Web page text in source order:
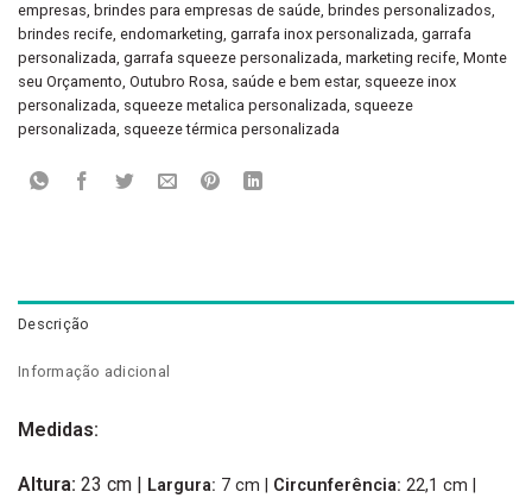
empresas, brindes para empresas de saúde, brindes personalizados,
brindes recife, endomarketing, garrafa inox personalizada, garrafa
personalizada, garrafa squeeze personalizada, marketing recife, Monte
seu Orçamento, Outubro Rosa, saúde e bem estar, squeeze inox
personalizada, squeeze metalica personalizada, squeeze
personalizada, squeeze térmica personalizada
Descrição
Informação adicional
Medidas:
Altura: 23 cm | Largura: 7 cm | Circunferência: 22,1 cm |